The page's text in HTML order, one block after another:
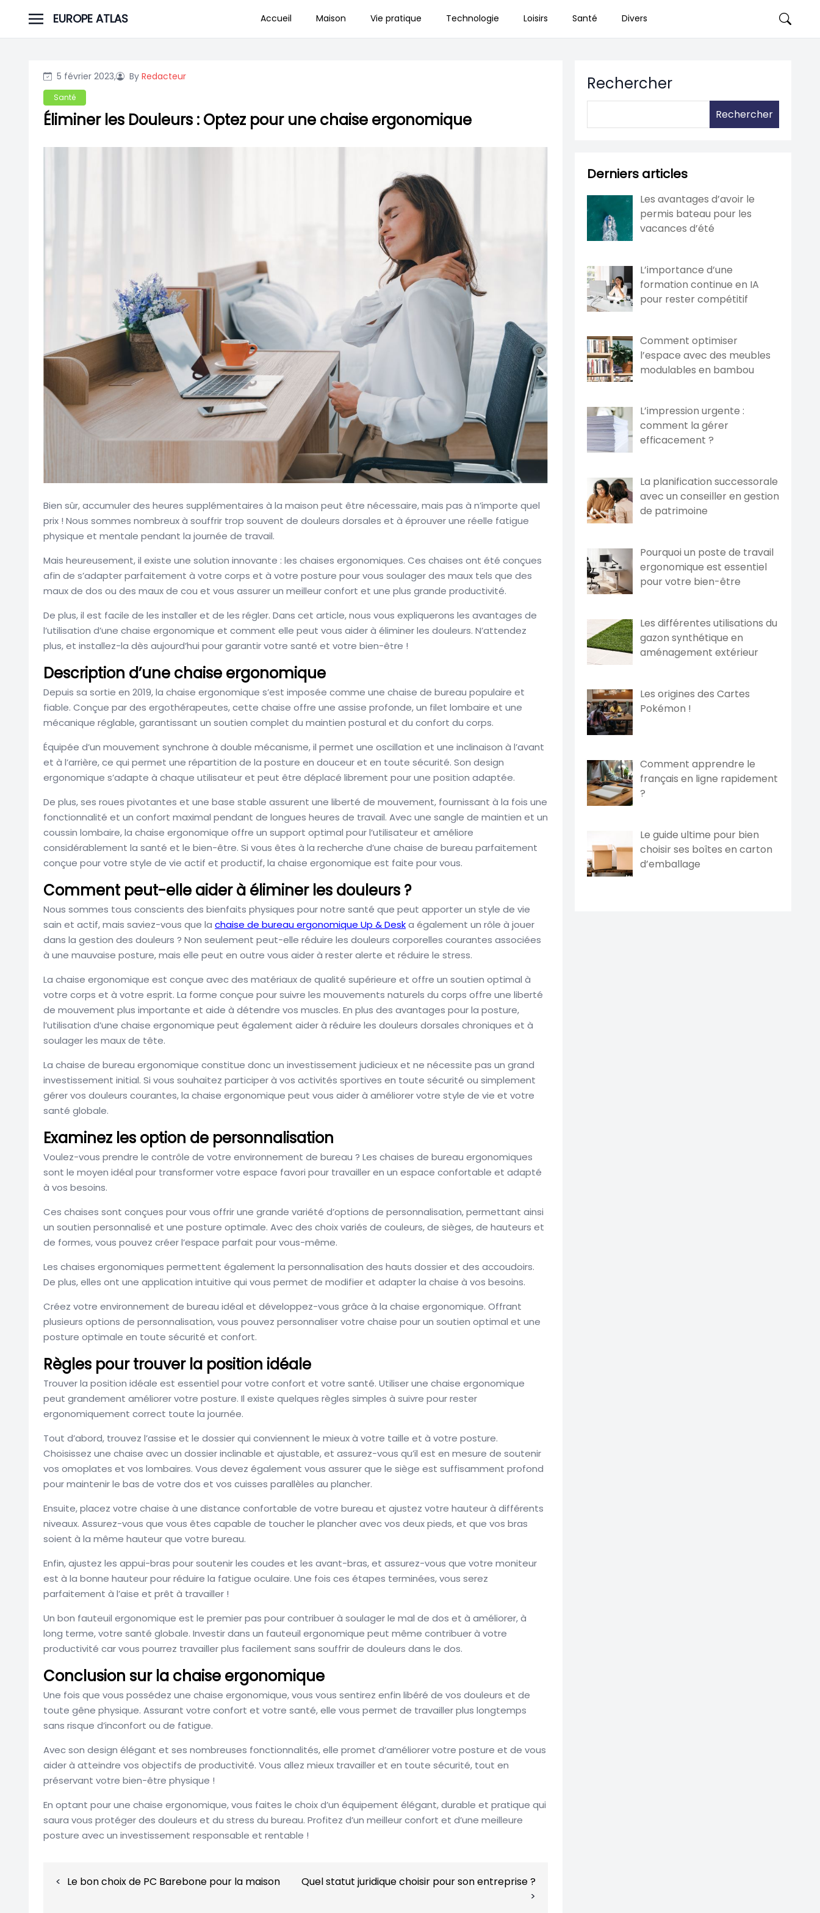
content
EUROPE ATLAS Accueil Maison Vie pratique Technologie Loisirs Santé Divers
5 février 2023, By Redacteur
Santé
Éliminer les Douleurs : Optez pour une chaise ergonomique
Bien sûr, accumuler des heures supplémentaires à la maison peut être nécessaire, mais pas à n’importe quel
prix ! Nous sommes nombreux à souffrir trop souvent de douleurs dorsales et à éprouver une réelle fatigue
physique et mentale pendant la journée de travail.
Mais heureusement, il existe une solution innovante : les chaises ergonomiques. Ces chaises ont été conçues
afin de s’adapter parfaitement à votre corps et à votre posture pour vous soulager des maux tels que des
maux de dos ou des maux de cou et vous assurer un meilleur confort et une plus grande productivité.
De plus, il est facile de les installer et de les régler. Dans cet article, nous vous expliquerons les avantages de
l’utilisation d’une chaise ergonomique et comment elle peut vous aider à éliminer les douleurs. N’attendez
plus, et installez-la dès aujourd’hui pour garantir votre santé et votre bien-être !
Description d’une chaise ergonomique
Depuis sa sortie en 2019, la chaise ergonomique s’est imposée comme une chaise de bureau populaire et
fiable. Conçue par des ergothérapeutes, cette chaise offre une assise profonde, un filet lombaire et une
mécanique réglable, garantissant un soutien complet du maintien postural et du confort du corps.
Équipée d’un mouvement synchrone à double mécanisme, il permet une oscillation et une inclinaison à l’avant
et à l’arrière, ce qui permet une répartition de la posture en douceur et en toute sécurité. Son design
ergonomique s’adapte à chaque utilisateur et peut être déplacé librement pour une position adaptée.
De plus, ses roues pivotantes et une base stable assurent une liberté de mouvement, fournissant à la fois une
fonctionnalité et un confort maximal pendant de longues heures de travail. Avec une sangle de maintien et un
coussin lombaire, la chaise ergonomique offre un support optimal pour l’utilisateur et améliore
considérablement la santé et le bien-être. Si vous êtes à la recherche d’une chaise de bureau parfaitement
conçue pour votre style de vie actif et productif, la chaise ergonomique est faite pour vous.
Comment peut-elle aider à éliminer les douleurs ?
Nous sommes tous conscients des bienfaits physiques pour notre santé que peut apporter un style de vie
sain et actif, mais saviez-vous que la chaise de bureau ergonomique Up & Deska également un rôle à jouer
dans la gestion des douleurs ? Non seulement peut-elle réduire les douleurs corporelles courantes associées
à une mauvaise posture, mais elle peut en outre vous aider à rester alerte et réduire le stress.
La chaise ergonomique est conçue avec des matériaux de qualité supérieure et offre un soutien optimal à
votre corps et à votre esprit. La forme conçue pour suivre les mouvements naturels du corps offre une liberté
de mouvement plus importante et aide à détendre vos muscles. En plus des avantages pour la posture,
l’utilisation d’une chaise ergonomique peut également aider à réduire les douleurs dorsales chroniques et à
soulager les maux de tête.
La chaise de bureau ergonomique constitue donc un investissement judicieux et ne nécessite pas un grand
investissement initial. Si vous souhaitez participer à vos activités sportives en toute sécurité ou simplement
gérer vos douleurs courantes, la chaise ergonomique peut vous aider à améliorer votre style de vie et votre
santé globale.
Examinez les option de personnalisation
Voulez-vous prendre le contrôle de votre environnement de bureau ? Les chaises de bureau ergonomiques
sont le moyen idéal pour transformer votre espace favori pour travailler en un espace confortable et adapté
à vos besoins.
Ces chaises sont conçues pour vous offrir une grande variété d’options de personnalisation, permettant ainsi
un soutien personnalisé et une posture optimale. Avec des choix variés de couleurs, de sièges, de hauteurs et
de formes, vous pouvez créer l’espace parfait pour vous-même.
Les chaises ergonomiques permettent également la personnalisation des hauts dossier et des accoudoirs.
De plus, elles ont une application intuitive qui vous permet de modifier et adapter la chaise à vos besoins.
Créez votre environnement de bureau idéal et développez-vous grâce à la chaise ergonomique. Offrant
plusieurs options de personnalisation, vous pouvez personnaliser votre chaise pour un soutien optimal et une
posture optimale en toute sécurité et confort.
Règles pour trouver la position idéale
Trouver la position idéale est essentiel pour votre confort et votre santé. Utiliser une chaise ergonomique
peut grandement améliorer votre posture. Il existe quelques règles simples à suivre pour rester
ergonomiquement correct toute la journée.
Tout d’abord, trouvez l’assise et le dossier qui conviennent le mieux à votre taille et à votre posture.
Choisissez une chaise avec un dossier inclinable et ajustable, et assurez-vous qu’il est en mesure de soutenir
vos omoplates et vos lombaires. Vous devez également vous assurer que le siège est suffisamment profond
pour maintenir le bas de votre dos et vos cuisses parallèles au plancher.
Ensuite, placez votre chaise à une distance confortable de votre bureau et ajustez votre hauteur à différents
niveaux. Assurez-vous que vous êtes capable de toucher le plancher avec vos deux pieds, et que vos bras
soient à la même hauteur que votre bureau.
Enfin, ajustez les appui-bras pour soutenir les coudes et les avant-bras, et assurez-vous que votre moniteur
est à la bonne hauteur pour réduire la fatigue oculaire. Une fois ces étapes terminées, vous serez
parfaitement à l’aise et prêt à travailler !
Un bon fauteuil ergonomique est le premier pas pour contribuer à soulager le mal de dos et à améliorer, à
long terme, votre santé globale. Investir dans un fauteuil ergonomique peut même contribuer à votre
productivité car vous pourrez travailler plus facilement sans souffrir de douleurs dans le dos.
Conclusion sur la chaise ergonomique
Une fois que vous possédez une chaise ergonomique, vous vous sentirez enfin libéré de vos douleurs et de
toute gêne physique. Assurant votre confort et votre santé, elle vous permet de travailler plus longtemps
sans risque d’inconfort ou de fatigue.
Avec son design élégant et ses nombreuses fonctionnalités, elle promet d’améliorer votre posture et de vous
aider à atteindre vos objectifs de productivité. Vous allez mieux travailler et en toute sécurité, tout en
préservant votre bien-être physique !
En optant pour une chaise ergonomique, vous faites le choix d’un équipement élégant, durable et pratique qui
saura vous protéger des douleurs et du stress du bureau. Profitez d’un meilleur confort et d’une meilleure
posture avec un investissement responsable et rentable !
Le bon choix de PC Barebone pour la maison Quel statut juridique choisir pour son entreprise ?
Rechercher
Rechercher
Derniers articles
Les avantages d’avoir le
permis bateau pour les
vacances d’été
L’importance d’une
formation continue en IA
pour rester compétitif
Comment optimiser
l’espace avec des meubles
modulables en bambou
L’impression urgente :
comment la gérer
efficacement ?
La planification successorale
avec un conseiller en gestion
de patrimoine
Pourquoi un poste de travail
ergonomique est essentiel
pour votre bien-être
Les différentes utilisations du
gazon synthétique en
aménagement extérieur
Les origines des Cartes
Pokémon !
Comment apprendre le
français en ligne rapidement
?
Le guide ultime pour bien
choisir ses boîtes en carton
d’emballage